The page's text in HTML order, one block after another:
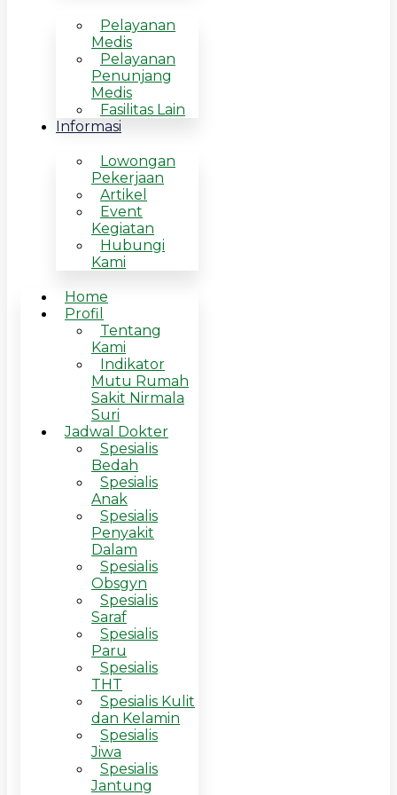
Pelayanan
Medis
Pelayanan
Penunjang
Medis
Fasilitas Lain
Informasi
Lowongan
Pekerjaan
Artikel
Event
Kegiatan
Hubungi
Kami
Home
Profil
Tentang
Kami
Indikator
Mutu Rumah
Sakit Nirmala
Suri
Jadwal Dokter
Spesialis
Bedah
Spesialis
Anak
Spesialis
Penyakit
Dalam
Spesialis
Obsgyn
Spesialis
Saraf
Spesialis
Paru
Spesialis
THT
Spesialis Kulit
dan Kelamin
Spesialis
Jiwa
Spesialis
Jantung